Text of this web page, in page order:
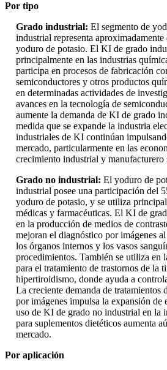
Por tipo
Grado industrial: El segmento de
industrial representa
yoduro de potasio. El KI de grado
principalmente en las industrias
participa en procesos de fabricación
semiconductores y otros productos
en determinadas actividades de
avances en la tecnología de
aumente la demanda de KI de grado
medida que se expande la industria
industriales de KI continúan
mercado, particularmente en las
crecimiento industrial y manufacturero
Grado no industrial: El yoduro de
industrial posee una participación del
yoduro de potasio, y se utiliza
médicas y farmacéuticas. El KI de
en la producción de medios de
mejoran el diagnóstico por imágenes
los órganos internos y los vasos
procedimientos. También se utiliza en
para el tratamiento de trastornos de la
hipertiroidismo, donde ayuda a
La creciente demanda de tratamientos
por imágenes impulsa la expansión de
uso de KI de grado no industrial en la
para suplementos dietéticos aumenta
mercado.
Por aplicación